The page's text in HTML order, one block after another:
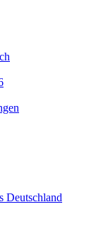
Deutschland